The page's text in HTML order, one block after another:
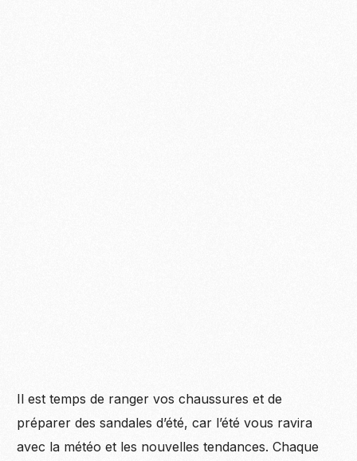
Il est temps de ranger vos chaussures et de
préparer des sandales d’été, car l’été vous ravira
avec la météo et les nouvelles tendances. Chaque